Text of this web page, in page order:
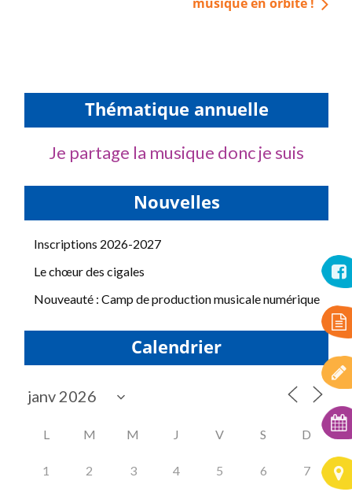
musique en orbite !
Thématique annuelle
Je partage la musique donc je suis
Nouvelles
Inscriptions 2026-2027
Le chœur des cigales
Nouveauté : Camp de production musicale numérique
Calendrier
L M M J V S D
1 2 3 4 5 6 7